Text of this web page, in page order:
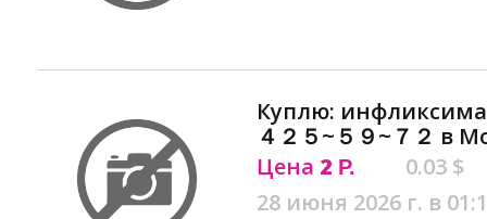
Куплю:
４２５~５９~７２ в
Цена 2 Р.
0.03 $
28 июня 2026 г. в